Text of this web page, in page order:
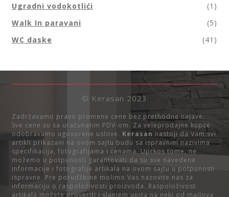
Ugradni vodokotlići
(1)
Walk In paravani
(5)
WC daske
(41)
© Kerasan 2023
Zadržavamo pravo promene cene bez prethodne najave.
Sve cene su sa uračunatim PDV-om. Za veleprodajne kupce
odobravamo ugovorene uslove. Kerasan nastoji da Vam svi
artikli prikazani na ovom sajtu budu sa ispravnim nazivima
specifikacija, fotografijama i cenama. Uprkos tome, ne
možemo u potpunosti garantovati da su sve navedene
informacije i fotografije artikala na ovom sajtu u potpunosti
ispravne. Pre porudžbine molimo Vas nazovite nas za
informaciju o raspoloživosti proizvoda. Raspoloživost
artikala možete proveriti i slanjem upita na neki od mailova